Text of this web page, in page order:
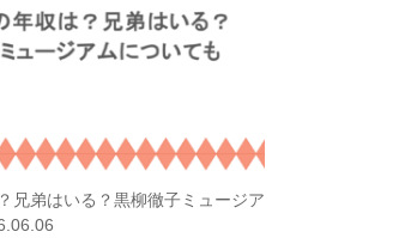
兄弟はいる？黒柳徹子ミュージア